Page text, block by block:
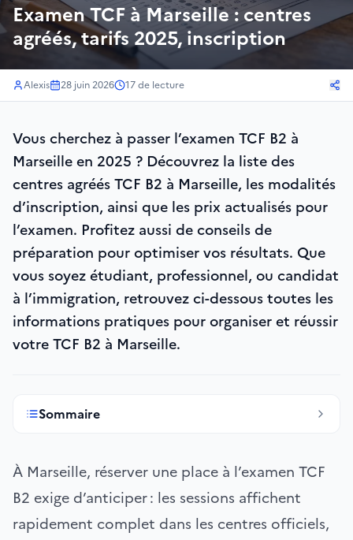
Examen TCF à Marseille : centres
agréés, tarifs 2025, inscription
Alexis 28 juin 2026 17de lecture
Vous cherchez à passer l’examen TCF B2 à
Marseille en 2025 ? Découvrez la liste des
centres agréés TCF B2 à Marseille, les modalités
d’inscription, ainsi que les prix actualisés pour
l’examen. Profitez aussi de conseils de
préparation pour optimiser vos résultats. Que
vous soyez étudiant, professionnel, ou candidat
à l’immigration, retrouvez ci-dessous toutes les
informations pratiques pour organiser et réussir
votre TCF B2 à Marseille.
Sommaire
À Marseille, réserver une place à l’examen TCF
B2 exige d’anticiper : les sessions affichent
rapidement complet dans les centres officiels,